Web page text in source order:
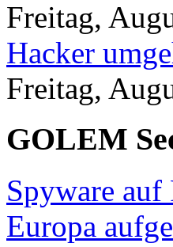
Freitag,
Hacker
Freitag,
GOLEM
Spyware
Europa